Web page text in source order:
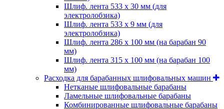
Шлиф. лента 533 х 30 мм (для
электролобзика)
Шлиф. лента 533 х 9 мм (для
электролобзика)
Шлиф. лента 286 х 100 мм (на барабан 90
мм)
Шлиф. лента 315 х 100 мм (на барабан 100
мм)
Расходка для барабанных шлифовальных машин
Нетканые шлифовальные барабаны
Ламельные шлифовальные барабаны
Комбинированные шлифовальные барабаны